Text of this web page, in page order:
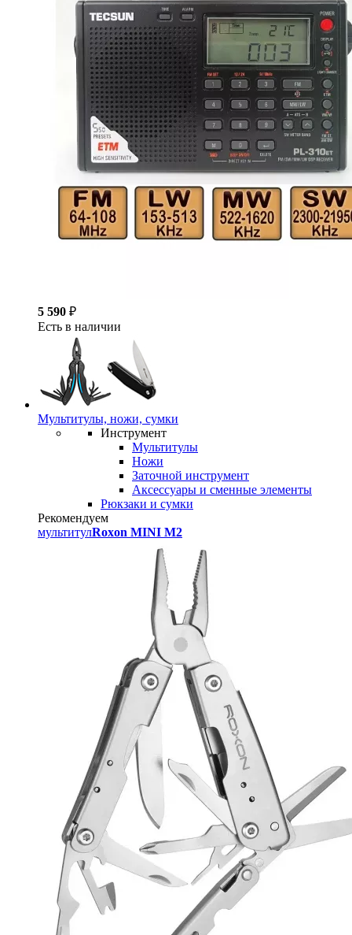
5 590 ₽
Есть в наличии
Мультитулы, ножи, сумки
Инструмент
Мультитулы
Ножи
Заточной инструмент
Аксессуары и сменные элементы
Рюкзаки и сумки
Рекомендуем
мультитулRoxon MINI M2